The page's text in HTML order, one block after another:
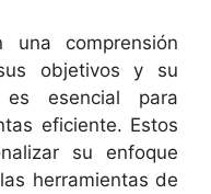
una comprensión
objetivos y su
esencial para
eficiente. Estos
su enfoque
herramientas de